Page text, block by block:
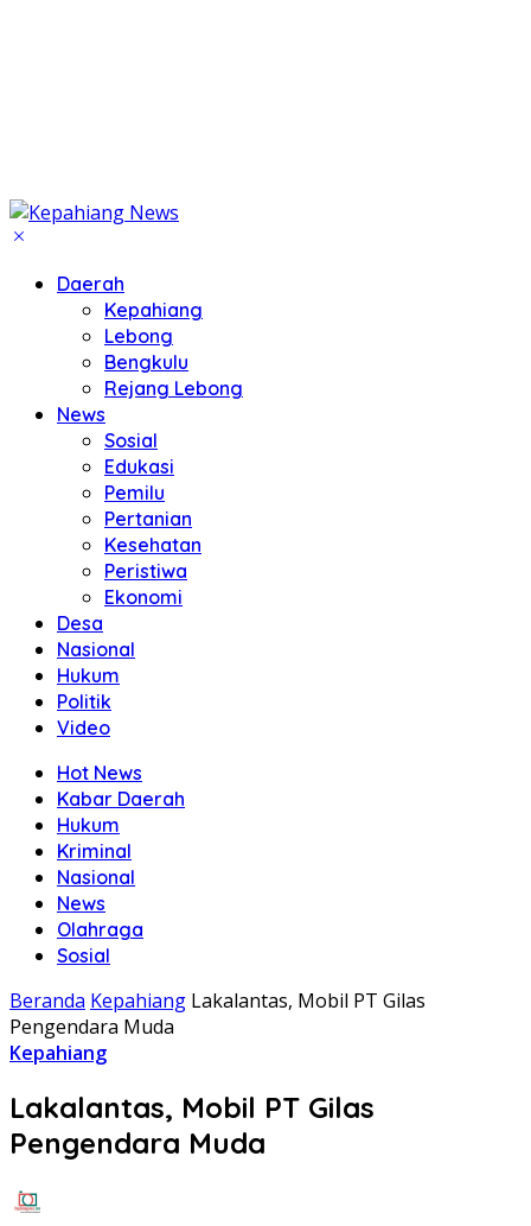
Daerah
Kepahiang
Lebong
Bengkulu
Rejang Lebong
News
Sosial
Edukasi
Pemilu
Pertanian
Kesehatan
Peristiwa
Ekonomi
Desa
Nasional
Hukum
Politik
Video
Hot News
Kabar Daerah
Hukum
Kriminal
Nasional
News
Olahraga
Sosial
Beranda Kepahiang Lakalantas, Mobil PT Gilas
Pengendara Muda
Kepahiang
Lakalantas, Mobil PT Gilas
Pengendara Muda